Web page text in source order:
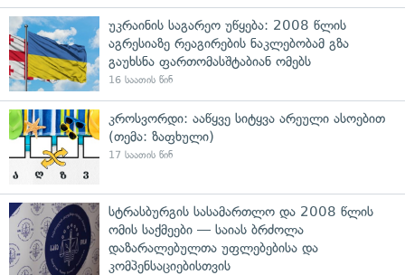
უკრაინის საგარეო უწყება: 2008 წლის
აგრესიაზე რეაგირების ნაკლებობამ გზა
გაუხსნა ფართომასშტაბიან ომებს
16 საათის წინ
კროსვორდი: ააწყვე სიტყვა არეული ასოებით
(თემა: ზაფხული)
17 საათის წინ
სტრასბურგის სასამართლო და 2008 წლის
ომის საქმეები — საიას ბრძოლა
დაზარალებულთა უფლებებისა და
კომპენსაციებისთვის